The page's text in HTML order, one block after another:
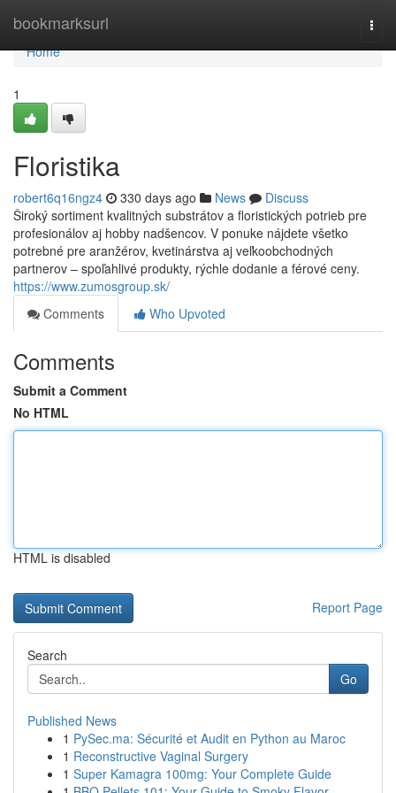
bookmarksurl
Home
Home
1
Floristika
robert6q16ngz4 330 days ago News
Discuss
Široký sortiment kvalitných substrátov a floristických potrieb pre
profesionálov aj hobby nadšencov. V ponuke nájdete všetko
potrebné pre aranžérov, kvetinárstva aj veľkoobchodných
partnerov – spoľahlivé produkty, rýchle dodanie a férové ceny.
https://www.zumosgroup.sk/
Comments
Who Upvoted
Comments
Submit a Comment
No HTML
HTML is disabled
Report Page
Search
Go
Published News
1 PySec.ma: Sécurité et Audit en Python au Maroc
1 Reconstructive Vaginal Surgery
1 Super Kamagra 100mg: Your Complete Guide